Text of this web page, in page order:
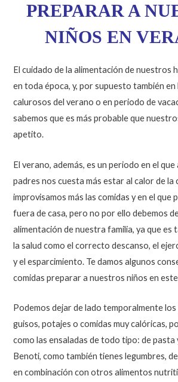
PREPARAR A
NIÑOS EN
El cuidado de la alimentación de nuestros
en toda época, y, por supuesto también en
calurosos del verano o en periodo de
sabemos que es más probable que
apetito.
El verano, además, es un periodo en el
padres nos cuesta más estar al calor de la
improvisamos más las comidas y en el que
fuera de casa, pero no por ello debemos
alimentación de nuestra familia, ya que es
la salud como el correcto descanso, el
y el esparcimiento. Te damos algunos
comidas preparar a nuestros niños en
Podemos dejar de lado temporalmente
guisos, potajes o comidas muy calóricas,
como las ensaladas de todo tipo: de pasta
Benoti, como también tienes legumbres,
en combinación con otros alimentos